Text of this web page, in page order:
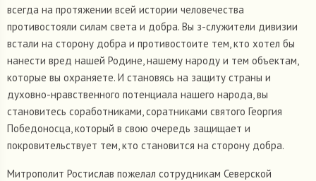
всегда на протяжении всей истории человечества
противостояли силам света и добра. Вы з-служители дивизии
встали на сторону добра и противостоите тем, кто хотел бы
нанести вред нашей Родине, нашему народу и тем объектам,
которые вы охраняете. И становясь на защиту страны и
духовно-нравственного потенциала нашего народа, вы
становитесь соработниками, соратниками святого Георгия
Победоносца, который в свою очередь защищает и
покровительствует тем, кто становится на сторону добра.
Митрополит Ростислав пожелал сотрудникам Северской